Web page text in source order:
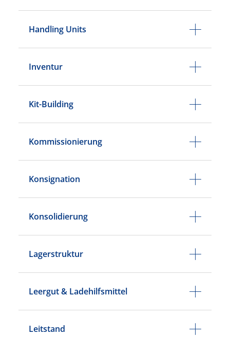
Handling Units
Inventur
Kit-Building
Kommissionierung
Konsignation
Konsolidierung
Lagerstruktur
Leergut & Ladehilfsmittel
Leitstand